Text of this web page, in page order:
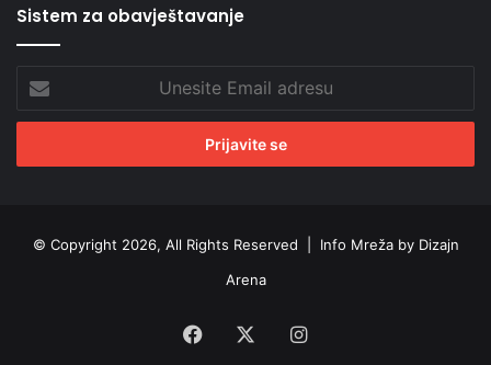
Sistem za obavještavanje
Email
adresu
© Copyright 2026, All Rights Reserved | Info Mreža by Dizajn
Arena
Facebook Instagram